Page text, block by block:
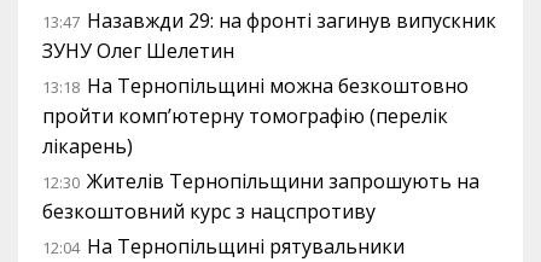
13:47 Назавжди 29: на фронті загинув випускник
ЗУНУ Олег Шелетин
13:18 На Тернопільщині можна безкоштовно
пройти комп’ютерну томографію (перелік
лікарень)
12:30 Жителів Тернопільщини запрошують на
безкоштовний курс з нацспротиву
12:04 На Тернопільщині рятувальники